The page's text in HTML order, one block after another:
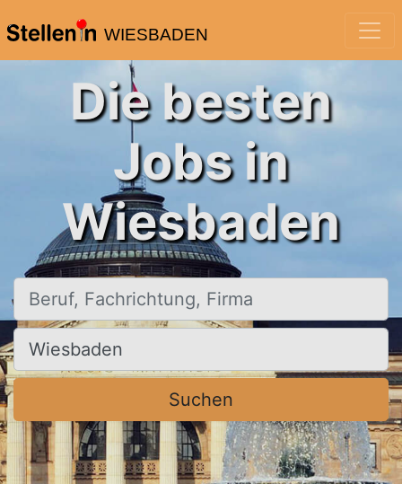
WIESBADEN
Die besten
Jobs in
Wiesbaden
Beruf, Fachrichtung, Firma
Ort, Stadt
Suchen